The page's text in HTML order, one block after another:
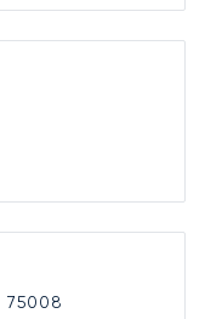
75008